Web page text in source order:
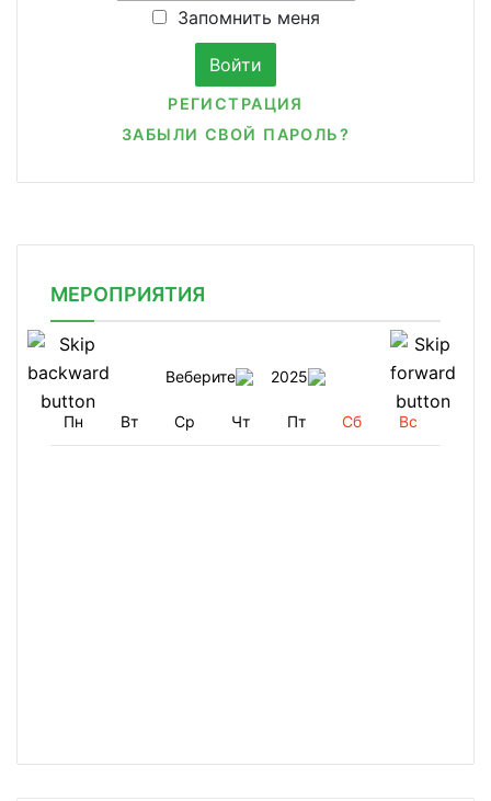
Запомнить меня
РЕГИСТРАЦИЯ
ЗАБЫЛИ СВОЙ ПАРОЛЬ?
МЕРОПРИЯТИЯ
Веберите 2025
Пн Вт Ср Чт Пт Сб Вс